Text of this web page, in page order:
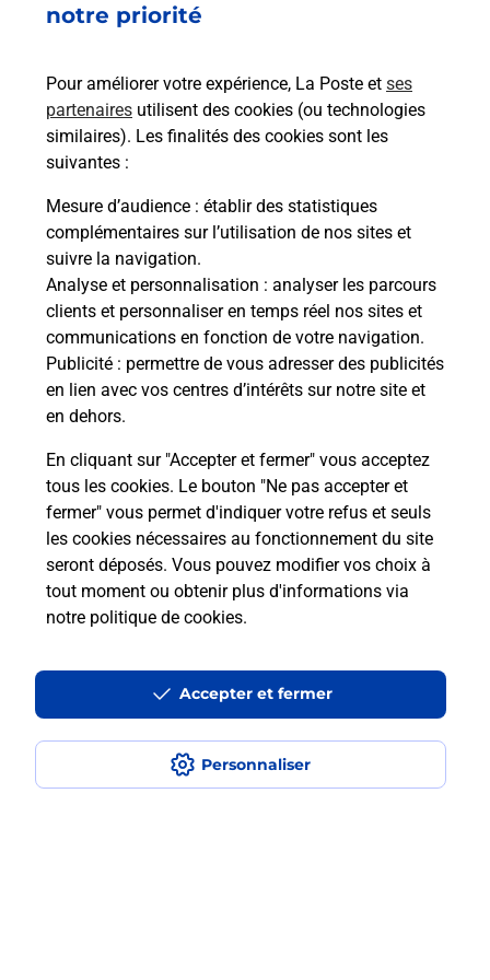
notre priorité
Pour améliorer votre expérience, La Poste et ses
partenaires utilisent des cookies (ou technologies
similaires). Les finalités des cookies sont les
suivantes :
Mesure d’audience : établir des statistiques
complémentaires sur l’utilisation de nos sites et
suivre la navigation.
Analyse et personnalisation : analyser les parcours
clients et personnaliser en temps réel nos sites et
communications en fonction de votre navigation.
Publicité : permettre de vous adresser des publicités
en lien avec vos centres d’intérêts sur notre site et
en dehors.
En cliquant sur "Accepter et fermer" vous acceptez
tous les cookies. Le bouton "Ne pas accepter et
fermer" vous permet d'indiquer votre refus et seuls
les cookies nécessaires au fonctionnement du site
seront déposés. Vous pouvez modifier vos choix à
tout moment ou obtenir plus d'informations via
notre politique de cookies.
Personnaliser
Accepter et fermer
Acheter un iPhone neuf ou reconditionné
Vous recherchez un smartphone pas cher proche
de chez vous ? Découvrez notre offre de
téléphones iPhone Apple dans vos bureaux de
Poste à DROUE (41270) !
En savoir plus
Questions fréquemment posées
Comment retourner un colis acheté
en ligne depuis votre boîte aux lettres
Comment envoyer un colis ou faire un
retour chez un e-commerçant sans se
déplacer ?
Envoyer un petit colis au meilleur